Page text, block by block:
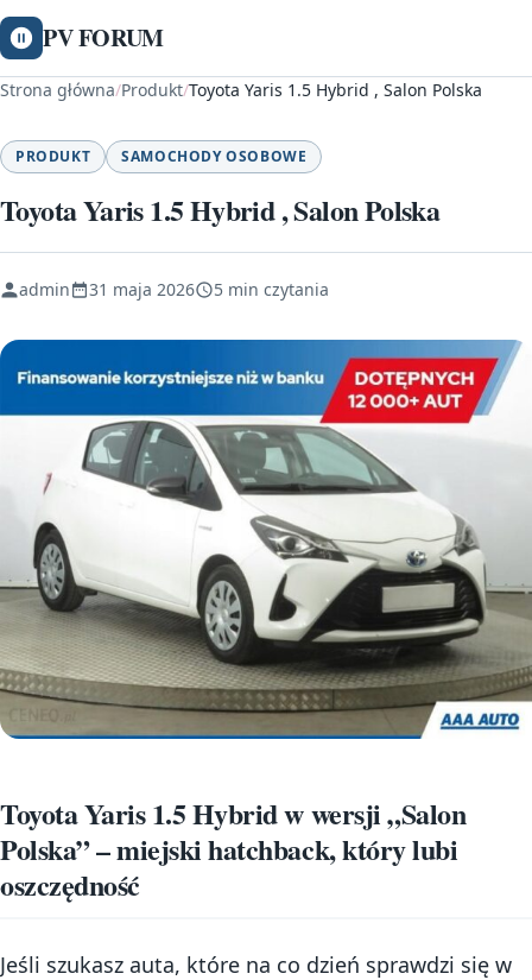
PV FORUM
Strona główna/Produkt/Toyota Yaris 1.5 Hybrid , Salon Polska
PRODUKT SAMOCHODY OSOBOWE
Toyota Yaris 1.5 Hybrid , Salon Polska
admin 31 maja 2026 5 min czytania
Toyota Yaris 1.5 Hybrid w wersji „Salon
Polska” – miejski hatchback, który lubi
oszczędność
Jeśli szukasz auta, które na co dzień sprawdzi się w